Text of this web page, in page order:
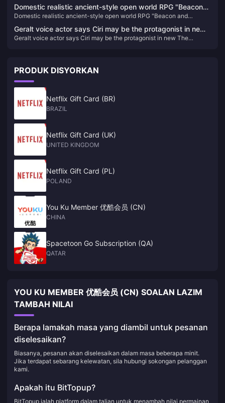
IGN/GS
Domestic realistic ancient-style open world RPG "Beacon
and Smoke" is online on the Steam page
Domestic realistic ancient-style open world RPG "Beacon and
Geralt voice actor says Ciri may be the protagonist in new
The Witcher game
Geralt voice actor says Ciri may be the protagonist in new The
PRODUK DISYORKAN
Netflix Gift Card (BR)
BRAZIL
Netflix Gift Card (UK)
UNITED KINGDOM
Netflix Gift Card (PL)
POLAND
You Ku Member 优酷会员 (CN)
CHINA
Spacetoon Go Subscription (QA)
QATAR
YOU KU MEMBER 优酷会员 (CN) SOALAN LAZIM
TAMBAH NILAI
Berapa lamakah masa yang diambil untuk pesanan
diselesaikan?
Biasanya, pesanan akan diselesaikan dalam masa beberapa minit.
Jika terdapat sebarang kelewatan, sila hubungi sokongan pelanggan
kami.
Apakah itu BitTopup?
BitTopup ialah platform dalam talian untuk menambah nilai permainan